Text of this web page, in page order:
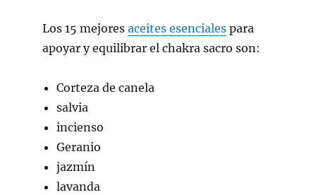
Los 15 mejores aceites esenciales para
apoyar y equilibrar el chakra sacro son:
Corteza de canela
salvia
incienso
Geranio
jazmín
lavanda